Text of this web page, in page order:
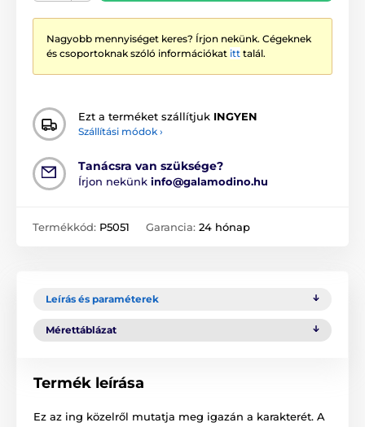
Nagyobb mennyiséget keres? Írjon nekünk. Cégeknek
és csoportoknak szóló információkat itt talál.
Ezt a terméket szállítjuk INGYEN
Szállítási módok ›
Tanácsra van szüksége?
Írjon nekünk info@galamodino.hu
Termékkód: P5051 Garancia: 24 hónap
Leírás és paraméterek
Mérettáblázat
Termék leírása
Ez az ing közelről mutatja meg igazán a karakterét. A